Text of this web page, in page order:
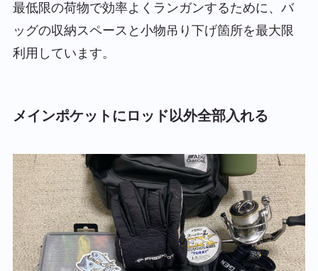
最低限の荷物で効率よくランガンするために、バ
ッグの収納スペースと小物吊り下げ箇所を最大限
利用しています。
メインポケットにロッド以外全部入れる